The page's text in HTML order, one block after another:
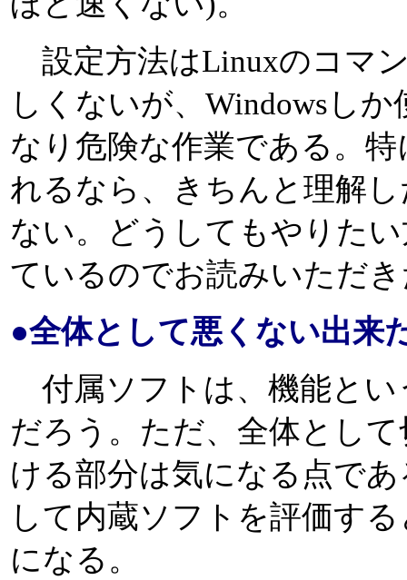
設定方法はLinuxのコマ
しくないが、Windowsし
なり危険な作業である。
れるなら、きちんと理解
ない。どうしてもやりた
ているのでお読みいただ
●全体として悪くない出来
付属ソフトは、機能とい
だろう。ただ、全体とし
ける部分は気になる点で
して内蔵ソフトを評価す
になる。